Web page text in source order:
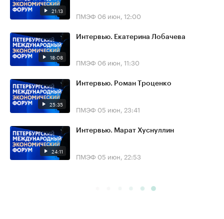
21:13 ПМЭФ 06 июн, 12:00
18:08
Интервью. Екатерина Лобачева
ПМЭФ 06 июн, 11:30
25:35
Интервью. Роман Троценко
ПМЭФ 05 июн, 23:41
24:11
Интервью. Марат Хуснуллин
ПМЭФ 05 июн, 22:53